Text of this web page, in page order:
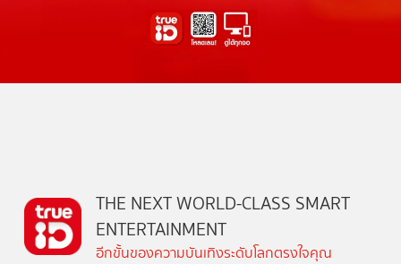
THE NEXT WORLD-CLASS SMART
ENTERTAINMENT
อีกขั้นของความบันเทิงระดับโลกตรงใจคุณ